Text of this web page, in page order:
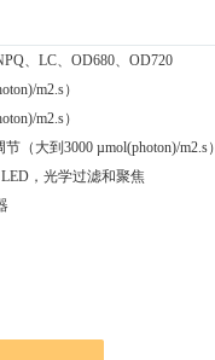
、LC、OD680、OD720
m2.s）
m2.s）
（大到3000 µmol(photon)/m2.s）
，光学过滤和聚焦